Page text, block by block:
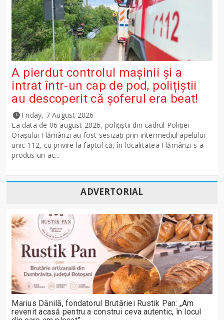
A pierdut controlul mașinii și a
intrat într-un cap de pod, polițiștii
au descoperit că șoferul era beat!
Friday, 7 August 2026
La data de 06 august 2026, polițiștii din cadrul Poliției
Orașului Flămânzi au fost sesizați prin intermediul apelului
unic 112, cu privire la faptul că, în localitatea Flămânzi s-a
produs un ac...
ADVERTORIAL
Marius Dănilă, fondatorul Brutăriei Rustik Pan: „Am
revenit acasă pentru a construi ceva autentic, în locul